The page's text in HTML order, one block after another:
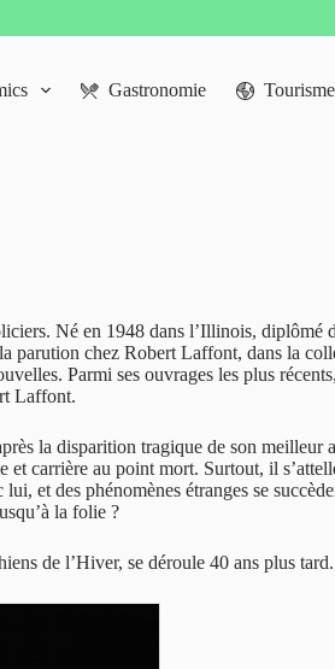
Gastronomie Tourisme
Né en 1948 dans l’Illinois, diplômé
parution chez Robert Laffont, dans la
Parmi ses ouvrages les plus
Laffont.
la disparition tragique de son meilleur
carrière au point mort. Surtout, il
et des phénomènes étranges se
la folie ?
de l’Hiver, se déroule 40 ans plus